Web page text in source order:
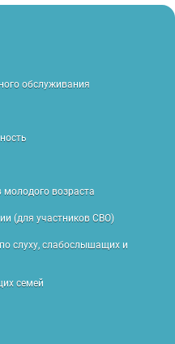
обслуживания
возраста
(для участников СВО)
слуху, слабослышащих и
семей